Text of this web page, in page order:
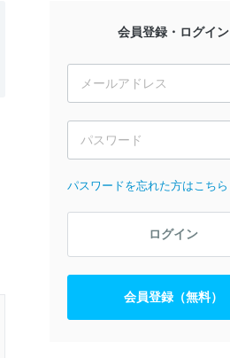
会員登録・ログイン
パスワードを忘れた方はこちら
ログイン
会員登録（無料）